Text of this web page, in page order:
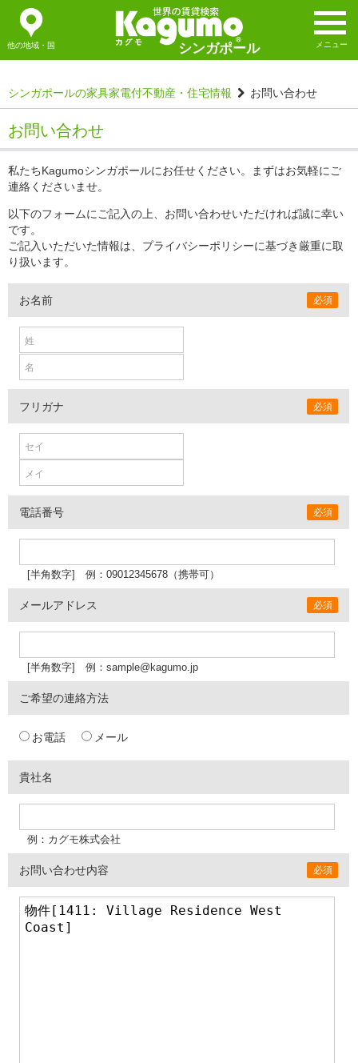
シンガポール
他の地域・国 メニュー
シンガポールの家具家電付不動産・住宅情報 お問い合わせ
お問い合わせ
私たちKagumoシンガポールにお任せください。まずはお気軽にご
連絡くださいませ。
以下のフォームにご記入の上、お問い合わせいただければ誠に幸い
です。
ご記入いただいた情報は、プライバシーポリシーに基づき厳重に取
り扱います。
必須
お名前
必須
フリガナ
必須
電話番号
[半角数字] 例：09012345678（携帯可）
必須
メールアドレス
[半角数字] 例：sample@kagumo.jp
ご希望の連絡方法
お電話 メール
貴社名
例：カグモ株式会社
必須
お問い合わせ内容